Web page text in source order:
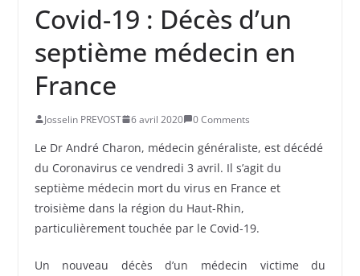
Covid-19 : Décès d’un
septième médecin en
France
Josselin PREVOST 6 avril 2020 0 Comments
Le Dr André Charon, médecin généraliste, est décédé
du Coronavirus ce vendredi 3 avril. Il s’agit du
septième médecin mort du virus en France et
troisième dans la région du Haut-Rhin,
particulièrement touchée par le Covid-19.
Un nouveau décès d’un médecin victime du